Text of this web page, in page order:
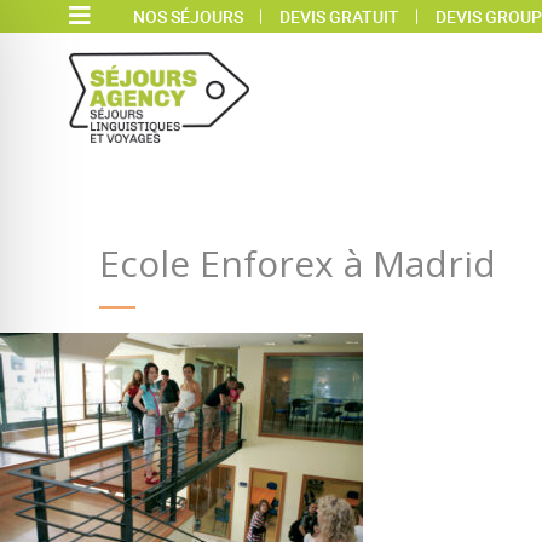
NOS SÉJOURS DEVIS GRATUIT DEVIS
Ecole Enforex à Madrid